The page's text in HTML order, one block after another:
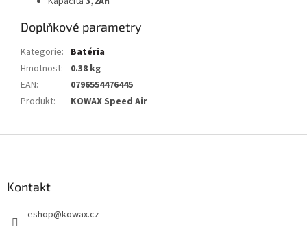
Doplňkové parametry
Kategorie: Batéria
Hmotnost:
0.38 kg
EAN:
0796554476445
Produkt: KOWAX Speed Air
Kontakt
eshop@kowax.cz